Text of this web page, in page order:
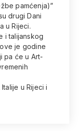
pamćenja)”
drugi Dani
u Rijeci.
i talijanskog
je godine
pa će u Art-
u Rijeci i